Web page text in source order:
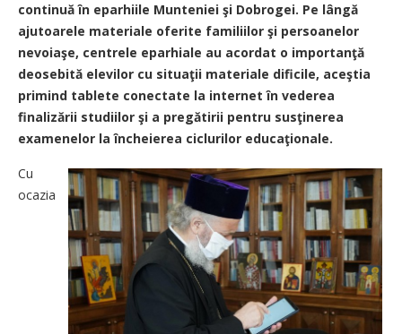
continuă în eparhiile Munteniei şi Dobrogei. Pe lângă
ajutoarele materiale oferite familiilor şi persoanelor
nevoiaşe, centrele eparhiale au acordat o importanţă
deosebită elevilor cu situaţii materiale dificile, aceştia
primind tablete conectate la internet în vederea
finalizării studiilor şi a pregătirii pentru susţinerea
examenelor la încheierea ciclurilor educaţionale.
Cu
ocazia